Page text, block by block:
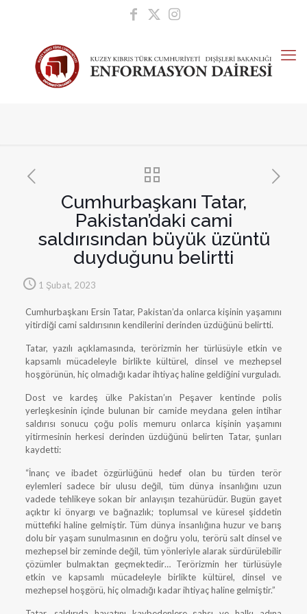
Cumhurbaşkanı Tatar,
Pakistan’daki cami
saldırısından büyük üzüntü
duyduğunu belirtti
1 Şubat, 2023
Cumhurbaşkanı Ersin Tatar, Pakistan’da onlarca kişinin yaşamını
yitirdiği cami saldırısının kendilerini derinden üzdüğünü belirtti.
Tatar, yazılı açıklamasında, terörizmin her türlüsüyle etkin ve
kapsamlı mücadeleyle birlikte kültürel, dinsel ve mezhepsel
hoşgörünün, hiç olmadığı kadar ihtiyaç haline geldiğini vurguladı.
Dost ve kardeş ülke Pakistan’ın Peşaver kentinde polis
yerleşkesinin içinde bulunan bir camide meydana gelen intihar
saldırısı sonucu çoğu polis memuru onlarca kişinin yaşamını
yitirmesinin herkesi derinden üzdüğünü belirten Tatar, şunları
kaydetti:
“İnanç ve ibadet özgürlüğünü hedef olan bu türden terör
eylemleri sadece bir ulusu değil, tüm dünya insanlığını uzun
vadede tehlikeye sokan bir anlayışın tezahürüdür. Bugün gayet
açıktır ki önyargı ve bağnazlık; toplumsal ve küresel şiddetin
müttefiki haline gelmiştir. Tüm dünya insanlığına huzur ve barış
dolu bir yaşam sunulmasının en doğru yolu, terörü salt dinsel ve
mezhepsel bir zeminde değil, tüm yönleriyle alarak sürdürülebilir
çözümler bulmaktan geçmektedir… Terörizmin her türlüsüyle
etkin ve kapsamlı mücadeleyle birlikte kültürel, dinsel ve
mezhepsel hoşgörü, hiç olmadığı kadar ihtiyaç haline gelmiştir.”